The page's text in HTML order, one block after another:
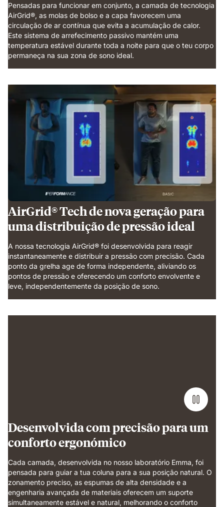
Pensadas para funcionar em conjunto, a camada de tecnologia
AirGrid®, as molas de bolso e a capa favorecem uma
circulação de ar contínua que evita a acumulação de calor.
Este sistema de arrefecimento passivo mantém uma
temperatura estável durante toda a noite para que o teu corpo
permaneça na sua zona de sono ideal.
AirGrid® Tech de nova geração para
uma distribuição de pressão ideal
A nossa tecnologia AirGrid® foi desenvolvida para reagir
instantaneamente e distribuir a pressão com precisão. Cada
ponto da grelha age de forma independente, aliviando os
pontos de pressão e oferecendo um conforto envolvente e
leve, independentemente da posição de sono.
support.
Desenvolvida com precisão para um
conforto ergonómico
Cada camada, desenvolvida no nosso laboratório Emma, foi
pensada para guiar a tua coluna para a sua posição natural. O
zonamento preciso, as espumas de alta densidade e a
engenharia avançada de materiais oferecem um suporte
simultaneamente estável e natural, melhorando o conforto